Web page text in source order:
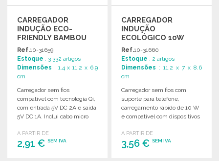
CARREGADOR
INDUÇÃO ECO-
FRIENDLY BAMBOU
5W
Ref.10-31659
Estoque : 3 332 artigos
Dimensões : 1.4 x 11.2 x 6.9
cm
Carregador sem fios
compatível com tecnologia Qi,
com entrada 5V DC 2A e saída
5V DC 1A. Inclui cabo micro
A PARTIR DE
2,91 € SEM IVA
CARREGADOR
INDUÇÃO
ECOLÓGICO 10W
COM SUPORTE
Ref.10-31660
Estoque : 2 artigos
Dimensões : 11.2 x 7 x 8.6
cm
Carregador sem fios com
suporte para telefone,
carregamento rápido de 10 W
e compatível com dispositivos
A PARTIR DE
3,56 €SEM IVA